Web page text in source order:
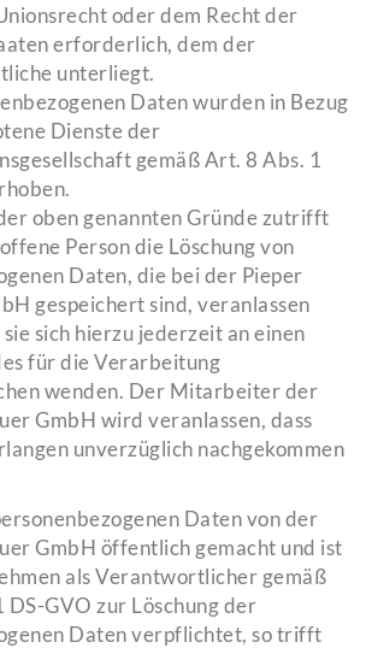
oder dem Recht der
erforderlich, dem der
unterliegt.
Daten wurden in Bezug
Dienste der
gemäß Art. 8 Abs. 1
oben genannten Gründe zutrifft
Person die Löschung von
Daten, die bei der Pieper
gespeichert sind, veranlassen
sich hierzu jederzeit an einen
für die Verarbeitung
wenden. Der Mitarbeiter der
GmbH wird veranlassen, dass
unverzüglich nachgekommen
Daten von der
GmbH öffentlich gemacht und ist
als Verantwortlicher gemäß
GVO zur Löschung der
Daten verpflichtet, so trifft